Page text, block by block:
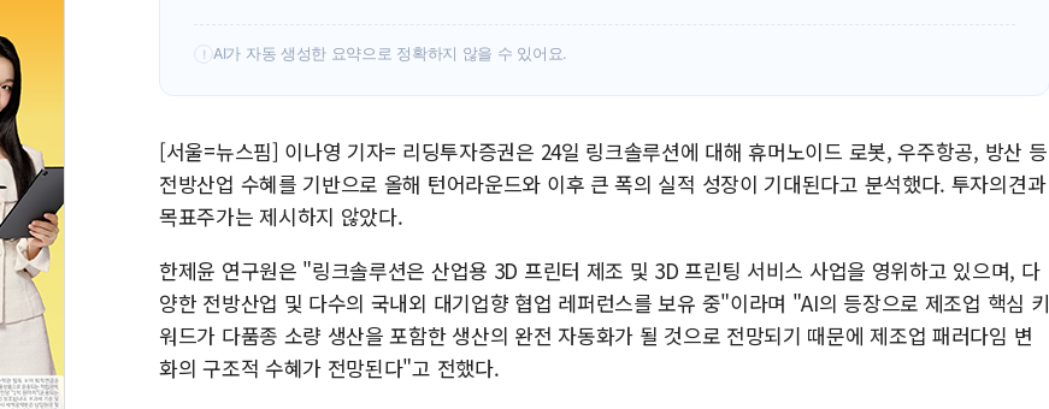
! AI가 자동 생성한 요약으로 정확하지 않을 수 있어요.
[서울=뉴스핌] 이나영 기자= 리딩투자증권은 24일 링크솔루션에 대해 휴머노이드 로봇, 우주항공, 방산 등
전방산업 수혜를 기반으로 올해 턴어라운드와 이후 큰 폭의 실적 성장이 기대된다고 분석했다. 투자의견과
목표주가는 제시하지 않았다.
한제윤 연구원은 "링크솔루션은 산업용 3D 프린터 제조 및 3D 프린팅 서비스 사업을 영위하고 있으며, 다
양한 전방산업 및 다수의 국내외 대기업향 협업 레퍼런스를 보유 중"이라며 "AI의 등장으로 제조업 핵심 키
워드가 다품종 소량 생산을 포함한 생산의 완전 자동화가 될 것으로 전망되기 때문에 제조업 패러다임 변
화의 구조적 수혜가 전망된다"고 전했다.